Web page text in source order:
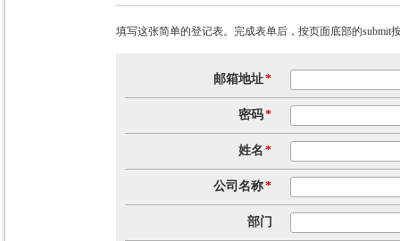
填写这张简单的登记表。完成表单后，按页面底部的submit
邮箱地址*
密码*
姓名 *
公司名称*
部门